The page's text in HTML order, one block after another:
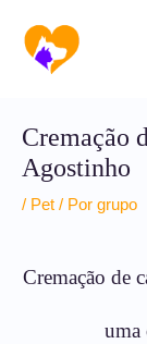
para
conteúdo
Cremação
Agostinho
/ Pet / Por grupo
Cremação de
uma